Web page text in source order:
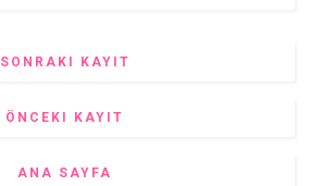
SONRAKI KAYIT
ÖNCEKI KAYIT
ANA SAYFA